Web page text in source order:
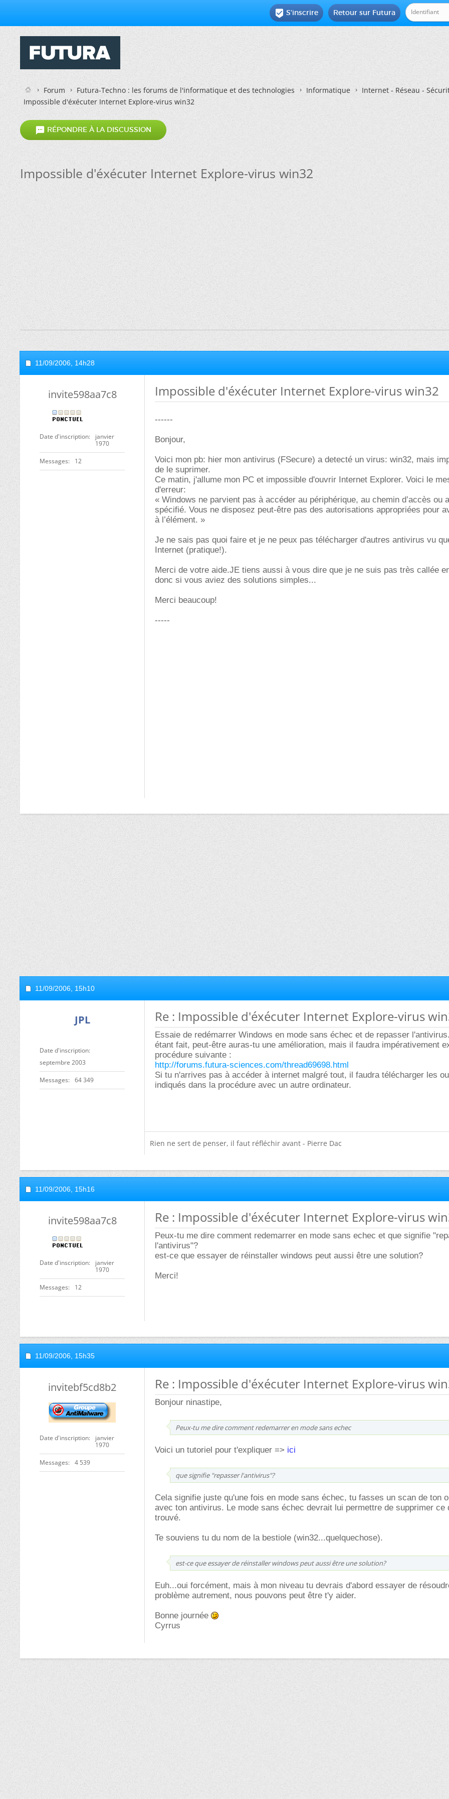
Retour sur Futura
 S'inscrire
Forum Futura-Techno : les forums de l'informatique et des technologies Informatique
Internet - Réseau -
Impossible d'éxécuter Internet Explore-virus win32
 RÉPONDRE À LA DISCUSSION
Impossible d'éxécuter Internet Explore-virus win32
11/09/2006, 14h28
invite598aa7c8
Date d'inscription
janvier
1970
Messages 12
Impossible d'éxécuter Internet Explore-virus win32
------
Bonjour,
Voici mon pb: hier mon antivirus (FSecure) a detecté un virus: win32, mais
de le suprimer.
Ce matin, j'allume mon PC et impossible d'ouvrir Internet Explorer. Voici le
d'erreur:
« Windows ne parvient pas à accéder au périphérique, au chemin d’accès ou
spécifié. Vous ne disposez peut-être pas des autorisations appropriées pour
à l’élément. »
Je ne sais pas quoi faire et je ne peux pas télécharger d'autres antivirus vu
Internet (pratique!).
Merci de votre aide.JE tiens aussi à vous dire que je ne suis pas très callée
donc si vous aviez des solutions simples...
Merci beaucoup!
-----
11/09/2006, 15h10
JPL
Date d'inscription
septembre 2003
Messages 64 349
Re : Impossible d'éxécuter Internet Explore-virus
Essaie de redémarrer Windows en mode sans échec et de repasser
étant fait, peut-être auras-tu une amélioration, mais il faudra impérativement
procédure suivante :
http://forums.futura-sciences.com/thread69698.html
Si tu n'arrives pas à accéder à internet malgré tout, il faudra télécharger les
indiqués dans la procédure avec un autre ordinateur.
Rien ne sert de penser, il faut réfléchir avant - Pierre Dac
11/09/2006, 15h16
invite598aa7c8
Date d'inscription
janvier
1970
Messages 12
Re : Impossible d'éxécuter Internet Explore-virus
Peux-tu me dire comment redemarrer en mode sans echec et que signifie
l'antivirus"?
est-ce que essayer de réinstaller windows peut aussi être une solution?
Merci!
11/09/2006, 15h35
invitebf5cd8b2
Date d'inscription
janvier
1970
Messages 4 539
Re : Impossible d'éxécuter Internet Explore-virus
Bonjour ninastipe,
Peux-tu me dire comment redemarrer en mode sans echec
Voici un tutoriel pour t'expliquer => ici
que signifie "repasser l'antivirus"?
Cela signifie juste qu'une fois en mode sans échec, tu fasses un scan de ton
avec ton antivirus. Le mode sans échec devrait lui permettre de supprimer ce
trouvé.
Te souviens tu du nom de la bestiole (win32...quelquechose).
est-ce que essayer de réinstaller windows peut aussi être une solution?
Euh...oui forcément, mais à mon niveau tu devrais d'abord essayer de
problème autrement, nous pouvons peut être t'y aider.
Bonne journée
Cyrrus